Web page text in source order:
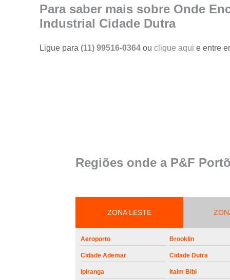
conserto de
reparo em
de aço de
central do
portões
roldanas e
rolamento de
portões
Para saber mais sobre Onde
Industrial Cidade Dutra
Ligue para (11) 99516-0364ouclique aqui e entre
Regiões onde a P&F
ZONA LESTE
Aeroporto Brooklin
Cidade Ademar Cidade Dutra
Ipiranga Itaim Bibi